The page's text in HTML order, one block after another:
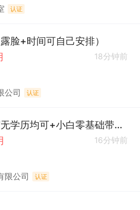
认证
脸+时间可自己安排）
18分钟前
公司 认证
抖音绿色主播（有无学历均可+小白零基础带薪学习）
16分钟前
限公司 认证